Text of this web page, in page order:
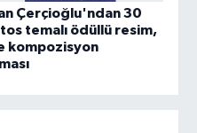
Çerçioğlu'ndan 30
temalı ödüllü resim,
kompozisyon